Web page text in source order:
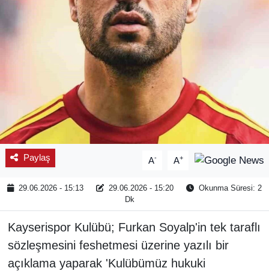
Paylaş A- A+
29.06.2026 - 15:13 29.06.2026 - 15:20
Okunma Süresi: 2
Dk
Kayserispor Kulübü; Furkan Soyalp'in tek taraflı
sözleşmesini feshetmesi üzerine yazılı bir
açıklama yaparak 'Kulübümüz hukuki
KÜLTÜR SANAT